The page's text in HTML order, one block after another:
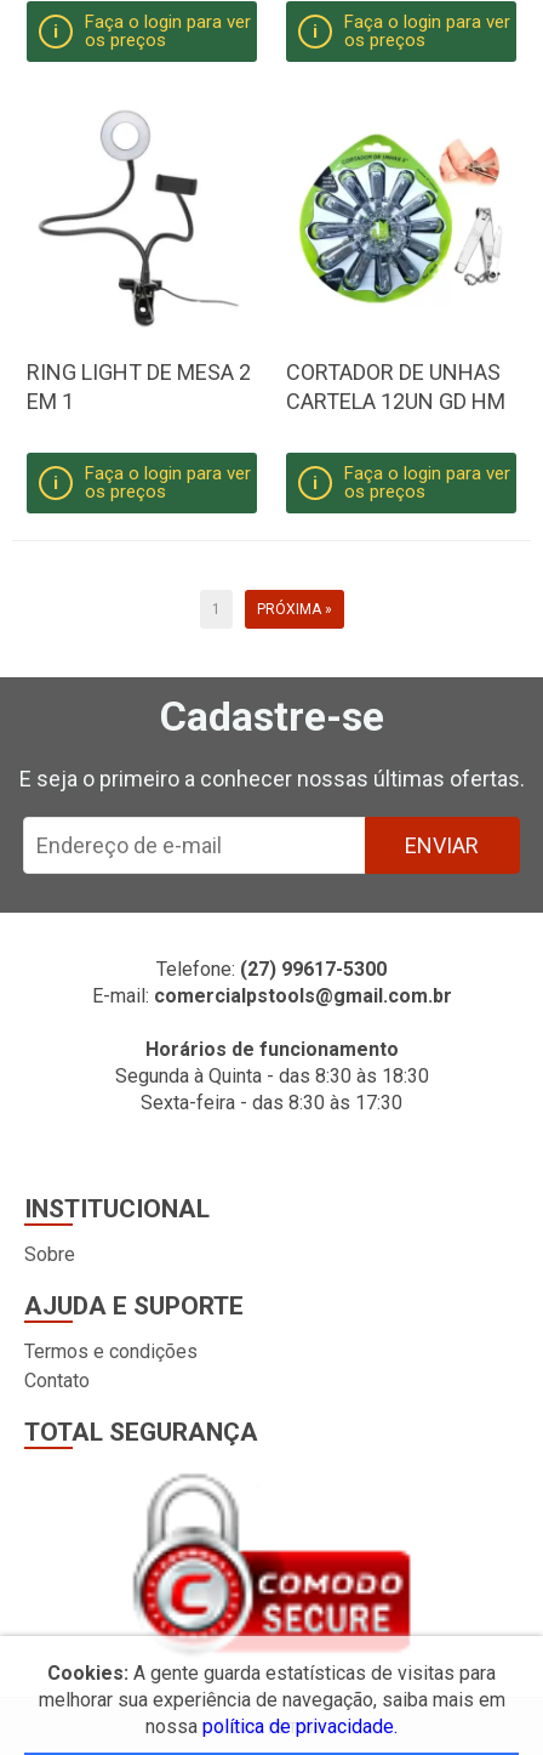
i
Faça o login para ver
os preços
i
Faça o login para ver
os preços
RING LIGHT DE MESA 2
EM 1
i
Faça o login para ver
os preços
CORTADOR DE UNHAS
CARTELA 12UN GD HM
i
Faça o login para ver
os preços
1 PRÓXIMA »
Cadastre-se
E seja o primeiro a conhecer nossas últimas ofertas.
ENVIAR
Telefone: (27) 99617-5300
E-mail: comercialpstools@gmail.com.br
Horários de funcionamento
Segunda à Quinta - das 8:30 às 18:30
Sexta-feira - das 8:30 às 17:30
INSTITUCIONAL
Sobre
AJUDA E SUPORTE
Termos e condições
Contato
TOTAL SEGURANÇA
Cookies: A gente guarda estatísticas de visitas para
melhorar sua experiência de navegação, saiba mais em
nossa política de privacidade.
© 2026 PS Tools.